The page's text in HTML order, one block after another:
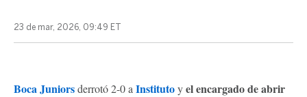
23 de mar, 2026, 09:49 ET
Boca Juniorsderrotó 2-0 a Institutoyel encargado de abrir